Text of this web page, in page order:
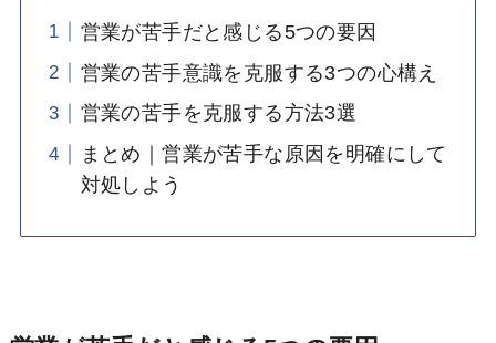
営業が苦手だと感じる5つの要因
営業の苦手意識を克服する3つの心構え
営業の苦手を克服する方法3選
まとめ｜営業が苦手な原因を明確にして
対処しよう